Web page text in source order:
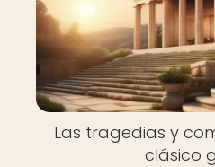
Las tragedias y
clásico